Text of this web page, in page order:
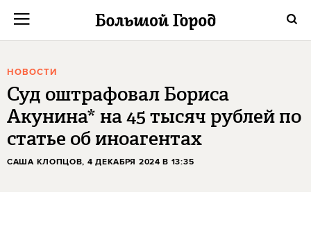
НОВОСТИ
Суд оштрафовал Бориса
Акунина* на 45 тысяч рублей по
статье об иноагентах
САША КЛОПЦОВ, 4 ДЕКАБРЯ 2024 В 13:35